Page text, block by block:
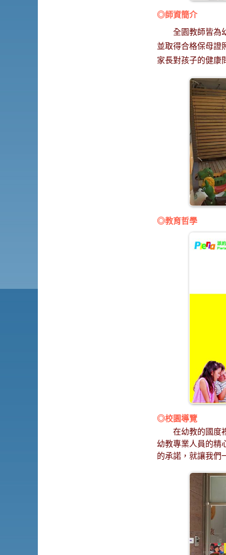
◎師資簡介
全園教師皆為
並取得合格保母證
家長對孩子的健康
◎教育哲學
◎校園導覽
在幼教的國度
幼教專業人員的精
的承諾，就讓我們